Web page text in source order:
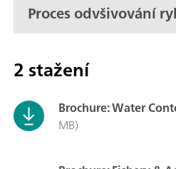
Proces odvšivování
aktivní lodi
2 stažení
Brochure: Water
MB)